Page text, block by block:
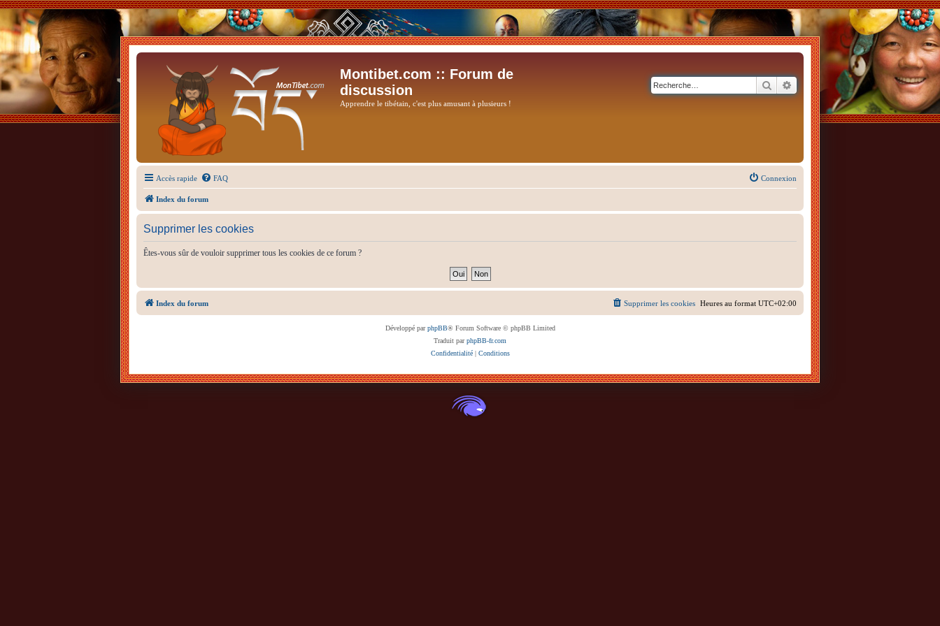
Montibet.com :: Forum de
discussion
Apprendre le tibétain, c'est plus amusant à plusieurs !
RechercherRecherche avancée
Accès rapide FAQ Connexion
Index du forum
Supprimer les cookies
Êtes-vous sûr de vouloir supprimer tous les cookies de ce forum ?
Index du forum Heures au format UTC+02:00
Supprimer les cookies
Développé parphpBB® Forum Software © phpBB Limited
Traduit parphpBB-fr.com
Confidentialité| Conditions